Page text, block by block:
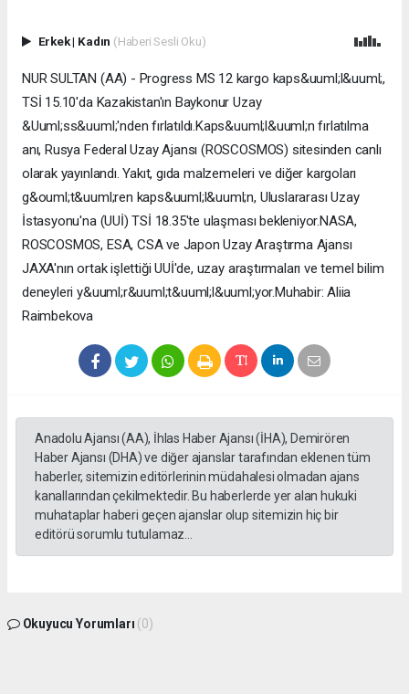
Erkek| Kadın (Haberi Sesli Oku)
NUR SULTAN (AA) - Progress MS 12 kargo kaps&uuml;l&uuml;,
TSİ 15.10'da Kazakistan'ın Baykonur Uzay
&Uuml;ss&uuml;'nden fırlatıldı.Kaps&uuml;l&uuml;n fırlatılma
anı, Rusya Federal Uzay Ajansı (ROSCOSMOS) sitesinden canlı
olarak yayınlandı. Yakıt, gıda malzemeleri ve diğer kargoları
g&ouml;t&uuml;ren kaps&uuml;l&uuml;n, Uluslararası Uzay
İstasyonu'na (UUİ) TSİ 18.35'te ulaşması bekleniyor.NASA,
ROSCOSMOS, ESA, CSA ve Japon Uzay Araştırma Ajansı
JAXA'nın ortak işlettiği UUİ'de, uzay araştırmaları ve temel bilim
deneyleri y&uuml;r&uuml;t&uuml;l&uuml;yor.Muhabir: Aliia
Raimbekova
Anadolu Ajansı (AA), İhlas Haber Ajansı (İHA), Demirören
Haber Ajansı (DHA) ve diğer ajanslar tarafından eklenen tüm
haberler, sitemizin editörlerinin müdahalesi olmadan ajans
kanallarından çekilmektedir. Bu haberlerde yer alan hukuki
muhataplar haberi geçen ajanslar olup sitemizin hiç bir
editörü sorumlu tutulamaz...
Okuyucu Yorumları (0)